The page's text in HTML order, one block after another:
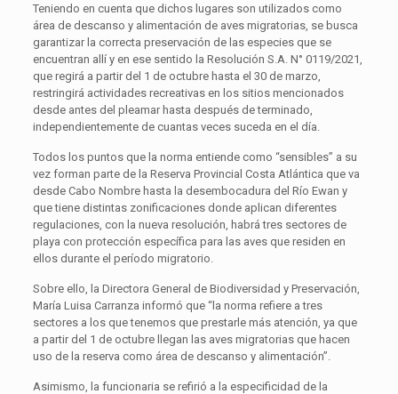
Teniendo en cuenta que dichos lugares son utilizados como
área de descanso y alimentación de aves migratorias, se busca
garantizar la correcta preservación de las especies que se
encuentran allí y en ese sentido la Resolución S.A. N° 0119/2021,
que regirá a partir del 1 de octubre hasta el 30 de marzo,
restringirá actividades recreativas en los sitios mencionados
desde antes del pleamar hasta después de terminado,
independientemente de cuantas veces suceda en el día.
Todos los puntos que la norma entiende como “sensibles” a su
vez forman parte de la Reserva Provincial Costa Atlántica que va
desde Cabo Nombre hasta la desembocadura del Río Ewan y
que tiene distintas zonificaciones donde aplican diferentes
regulaciones, con la nueva resolución, habrá tres sectores de
playa con protección específica para las aves que residen en
ellos durante el período migratorio.
Sobre ello, la Directora General de Biodiversidad y Preservación,
María Luisa Carranza informó que “la norma refiere a tres
sectores a los que tenemos que prestarle más atención, ya que
a partir del 1 de octubre llegan las aves migratorias que hacen
uso de la reserva como área de descanso y alimentación”.
Asimismo, la funcionaria se refirió a la especificidad de la